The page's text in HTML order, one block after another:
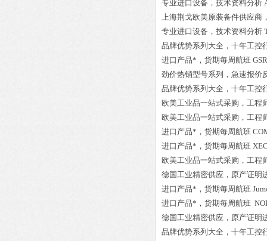
专业进口设备，技术资料分析
上海荆戈欧美原装备件供应商
专业进口设备，技术资料分析
品牌优势系列大全，十年工控
进口产品*，货期每周航班
劲价热销型号系列，急速报价
品牌优势系列大全，十年工控
欧美工业品一站式采购，工程
欧美工业品一站式采购，工程
进口产品*，货期每周航班
进口产品*，货期每周航班
欧美工业品一站式采购，工程
德国工业精密供应，原产证明
进口产品*，货期每周航班
进口产品*，货期每周航班
德国工业精密供应，原产证明
品牌优势系列大全，十年工控